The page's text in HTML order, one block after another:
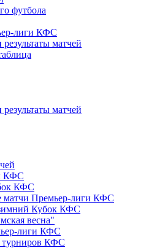
футбола
лиги КФС
матчей
матчей
КФС
КФС
матчи Премьер-лиги КФС
Кубок КФС
весна"
лиги КФС
турниров КФС